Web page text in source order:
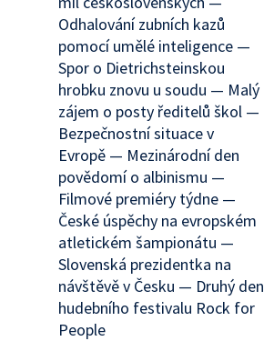
Odhalování zubních kazů
pomocí umělé inteligence —
Spor o Dietrichsteinskou
hrobku znovu u soudu — Malý
zájem o posty ředitelů škol —
Bezpečnostní situace v
Evropě — Mezinárodní den
povědomí o albinismu —
Filmové premiéry týdne —
České úspěchy na evropském
atletickém šampionátu —
Slovenská prezidentka na
návštěvě v Česku — Druhý den
hudebního festivalu Rock for
People